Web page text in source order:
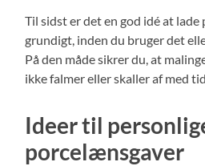
Til sidst er det en god idé at
grundigt, inden du bruger det
På den måde sikrer du, at
ikke falmer eller skaller af med
Ideer til
porcelænsgaver